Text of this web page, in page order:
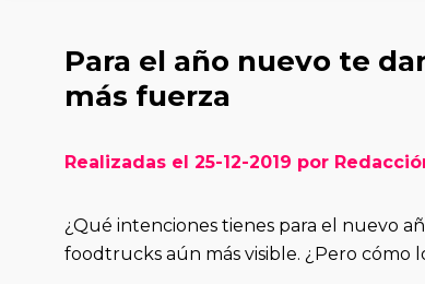
Para el año nuevo te
más fuerza
Realizadas el 25-12-2019 por
¿Qué intenciones tienes para el nuevo
foodtrucks aún más visible. ¿Pero cómo